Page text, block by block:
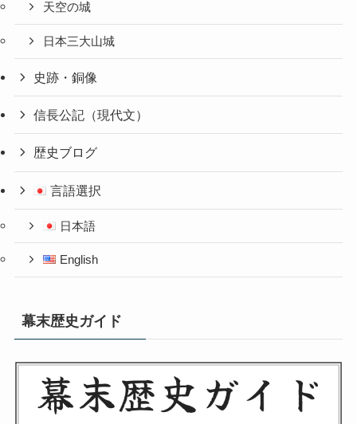
天空の城
日本三大山城
史跡・銅像
信長公記（現代文）
歴史ブログ
言語選択
日本語
English
幕末歴史ガイド